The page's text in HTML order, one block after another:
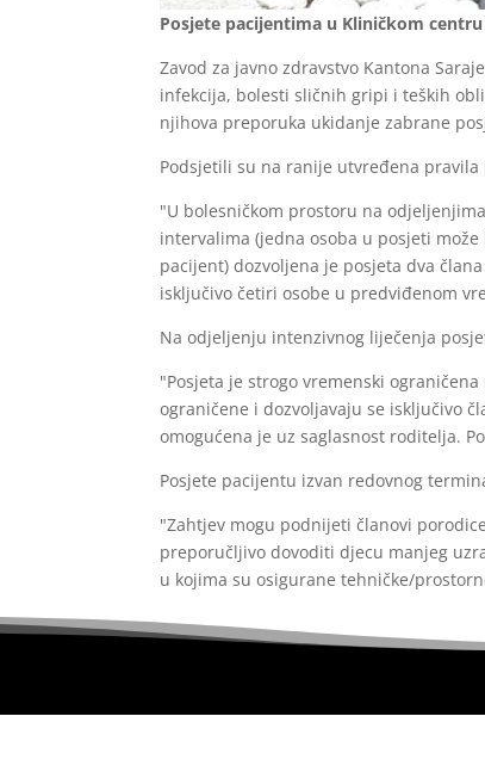
Posjete pacijentima u Kliničkom
Zavod za javno zdravstvo Kantona
infekcija, bolesti sličnih gripi i teških
njihova preporuka ukidanje zabrane
Podsjetili su na ranije utvređena
"U bolesničkom prostoru na
intervalima (jedna osoba u posjeti
pacijent) dozvoljena je posjeta dva
isključivo četiri osobe u predviđenom
Na odjeljenju intenzivnog liječenja
"Posjeta je strogo vremenski
ograničene i dozvoljavaju se isključivo
omogućena je uz saglasnost roditelja.
Posjete pacijentu izvan redovnog
"Zahtjev mogu podnijeti članovi
preporučljivo dovoditi djecu manjeg
u kojima su osigurane tehničke/